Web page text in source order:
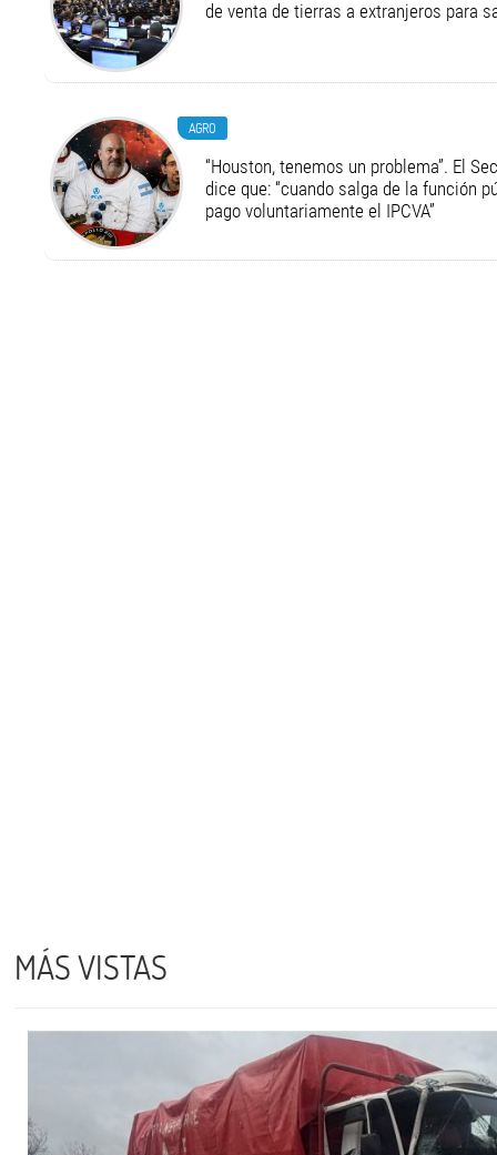
de venta de tierras a extranjeros para
AGRO
“Houston, tenemos un problema”. El
dice que: “cuando salga de la función
pago voluntariamente el IPCVA”
MÁS VISTAS